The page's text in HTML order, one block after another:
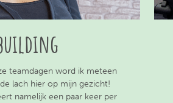
teamdagen word ik meteen
lach hier op mijn gezicht!
namelijk een paar keer per